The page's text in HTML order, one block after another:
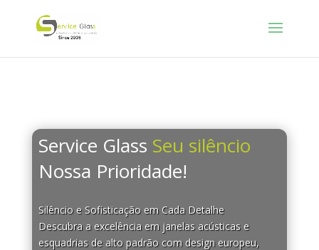
Service Glass Seu silêncio
Nossa Prioridade!
Silêncio e Sofisticação em Cada Detalhe
Descubra a excelência em janelas acústicas e
esquadrias de alto padrão com design europeu,